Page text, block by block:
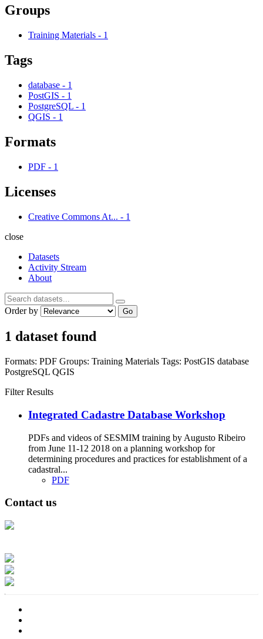
Groups
Training Materials - 1
Tags
database - 1
PostGIS - 1
PostgreSQL - 1
QGIS - 1
Formats
PDF - 1
Licenses
Creative Commons At... - 1
close
Datasets
Activity Stream
About
Order by Go
1 dataset found
Formats: PDF Groups: Training Materials Tags: PostGIS database
PostgreSQL QGIS
Filter Results
Integrated Cadastre Database Workshop
PDFs and videos of SESMIM training by Augusto Ribeiro
from June 11-12 2018 on a planning workshop for
determining procedures and practices for establishment of a
cadastral...
PDF
Contact us